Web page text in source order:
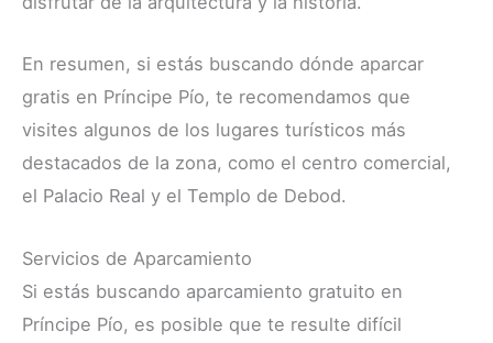
En resumen, si estás buscando dónde aparcar
gratis en Príncipe Pío, te recomendamos que
visites algunos de los lugares turísticos más
destacados de la zona, como el centro comercial,
el Palacio Real y el Templo de Debod.
Servicios de Aparcamiento
Si estás buscando aparcamiento gratuito en
Príncipe Pío, es posible que te resulte difícil